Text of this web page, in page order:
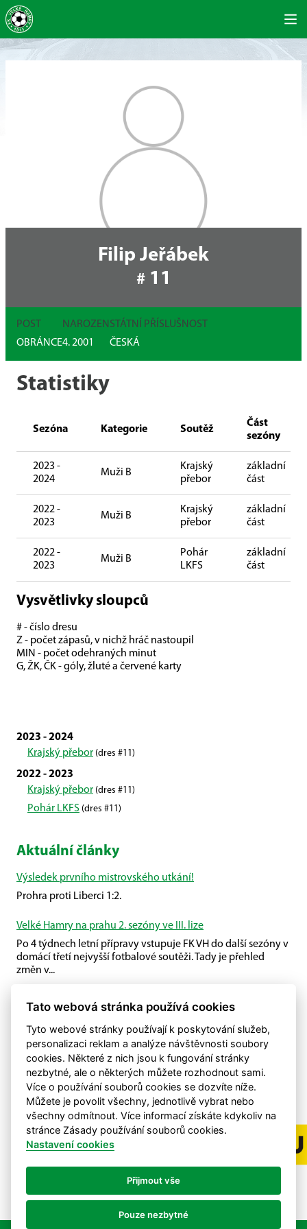
Filip Jeřábek
# 11
POST
OBRÁNCE
NAROZEN
4. 2001
STÁTNÍ PŘÍSLUŠNOST
ČESKÁ
Statistiky
Sezóna Kategorie Soutěž
Část
sezóny
2023 -
2024
Muži B
Krajský
přebor
základní
část
2022 -
2023
Muži B
Krajský
přebor
základní
část
2022 -
2023
Muži B
Pohár
LKFS
základní
část
Vysvětlivky sloupců
# - číslo dresu
Z - počet zápasů, v nichž hráč nastoupil
MIN - počet odehraných minut
G, ŽK, ČK - góly, žluté a červené karty
2023 - 2024
Krajský přebor (dres #11)
2022 - 2023
Krajský přebor (dres #11)
Pohár LKFS (dres #11)
Aktuální články
Výsledek prvního mistrovského utkání!
Prohra proti Liberci 1:2.
Velké Hamry na prahu 2. sezóny ve III. lize
Po 4 týdnech letní přípravy vstupuje FK VH do další sezóny v
domácí třetí nejvyšší fotbalové soutěži. Tady je přehled
změn v...
Příprava U19
Tato webová stránka používá cookies
Tyto webové stránky používají k poskytování služeb,
personalizaci reklam a analýze návštěvnosti soubory
cookies. Některé z nich jsou k fungování stránky
nezbytné, ale o některých můžete rozhodnout sami.
Více o používání souborů cookies se dozvíte níže.
Můžete je povolit všechny, jednotlivě vybrat nebo
všechny odmítnout. Více informací získáte kdykoliv na
stránce Zásady používání souborů cookies.
Nastavení cookies
Přijmout vše
Pouze nezbytné